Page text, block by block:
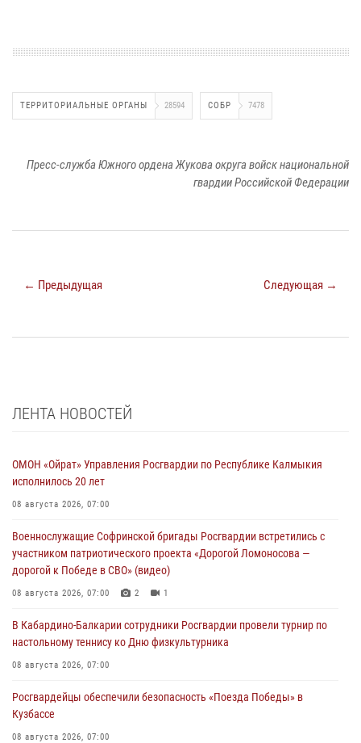
ТЕРРИТОРИАЛЬНЫЕ ОРГАНЫ 28594 СОБР 7478
Пресс-служба Южного ордена Жукова округа войск национальной
гвардии Российской Федерации
← Предыдущая Следующая →
ЛЕНТА НОВОСТЕЙ
ОМОН «Ойрат» Управления Росгвардии по Республике Калмыкия
исполнилось 20 лет
08 августа 2026, 07:00
Военнослужащие Софринской бригады Росгвардии встретились с
участником патриотического проекта «Дорогой Ломоносова —
дорогой к Победе в СВО» (видео)
08 августа 2026, 07:00 2 1
В Кабардино-Балкарии сотрудники Росгвардии провели турнир по
настольному теннису ко Дню физкультурника
08 августа 2026, 07:00
Росгвардейцы обеспечили безопасность «Поезда Победы» в
Кузбассе
08 августа 2026, 07:00